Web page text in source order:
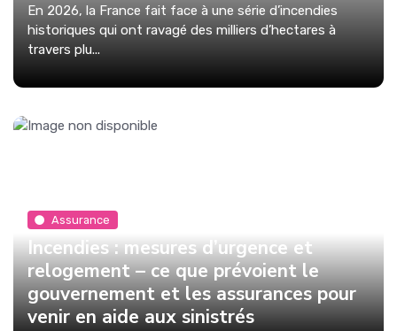
En 2026, la France fait face à une série d’incendies
historiques qui ont ravagé des milliers d’hectares à
travers plu...
Assurance
Incendies : mesures d’urgence et
relogement – ce que prévoient le
gouvernement et les assurances pour
venir en aide aux sinistrés